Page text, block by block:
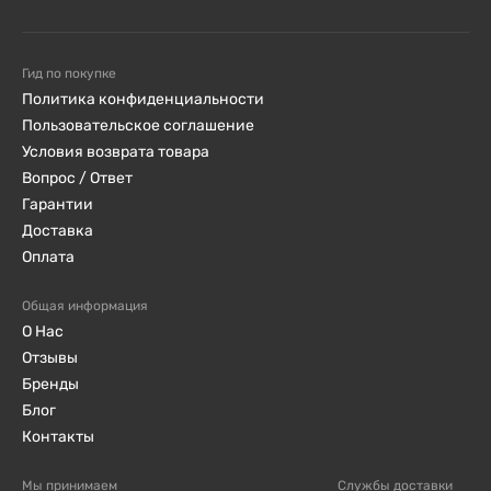
Также у нас вы можете заказать косметику
ENVIE LAB, которая произведена
исключительно из натуральных компонентов,
обеспечивает бережный уход за вашей кожей.
Гид по покупке
Политика конфиденциальности
Пользовательское соглашение
Условия возврата товара
Вопрос / Ответ
Гарантии
Доставка
Оплата
Общая информация
О Нас
Отзывы
Бренды
Блог
Контакты
Мы принимаем Службы доставки